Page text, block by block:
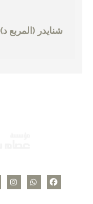
شنايدر (المربع د)